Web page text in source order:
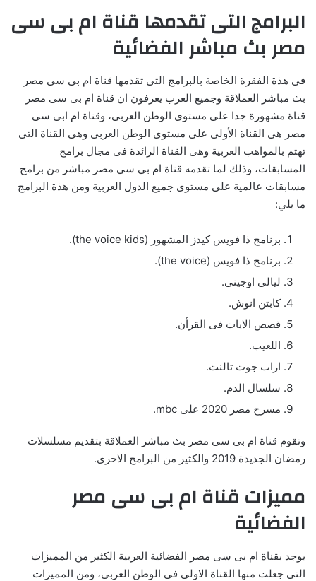
البرامج التى تقدمها قناة ام بى سى
مصر بث مباشر الفضائية
فى هذة الفقرة الخاصة بالبرامج التى تقدمها قناة ام بى سى مصر
بث مباشر العملاقة وجميع العرب يعرفون ان قناة ام بى سى مصر
قناة مشهورة جدا على مستوى الوطن العربى، وقناة ام ابى سى
مصر هى القناة الأولى على مستوى الوطن العربى وهى القناة التى
تهتم بالمواهب العربية وهى القناة الرائدة فى مجال برامج
المسابقات، وذلك لما تقدمه قناة ام بي سي مصر مباشر من برامج
مسابقات عالمية على مستوى جميع الدول العربية ومن هذة البرامج
ما يلي:
برنامج ذا فويس كيدز المشهور (the voice kids).
برنامج ذا فويس (the voice).
ليالى اوجينى.
كابتن انوش.
قصص الايات فى القرأن.
اللعيب.
اراب جوت تالنت.
سلسال الدم.
مسرح مصر 2020 على mbc.
وتقوم قناة ام بى سى مصر بث مباشر العملاقة بتقديم مسلسلات
رمضان الجديدة 2019 والكثير من البرامج الاخرى.
مميزات قناة ام بى سى مصر
الفضائية
يوجد بقناة ام بى سى مصر الفضائية العربية الكثير من المميزات
التى جعلت منها القناة الاولى فى الوطن العربى، ومن المميزات